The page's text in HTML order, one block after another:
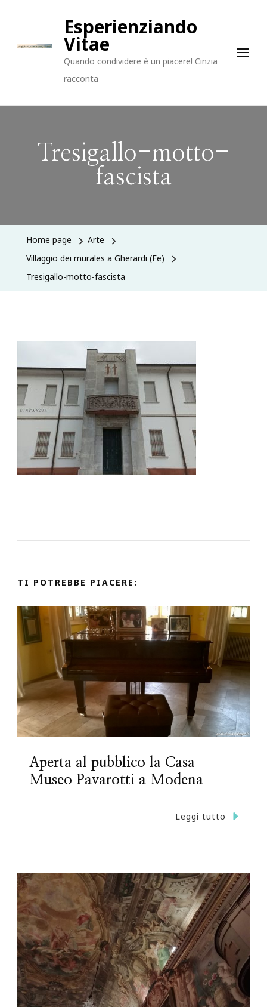
Esperienziando
Vitae
Quando condividere è un piacere! Cinzia
racconta
Tresigallo-motto-
fascista
Home page
Arte
Villaggio dei murales a Gherardi (Fe)
Tresigallo-motto-fascista
TI POTREBBE PIACERE:
Aperta al pubblico la Casa
Museo Pavarotti a Modena
Leggi tutto